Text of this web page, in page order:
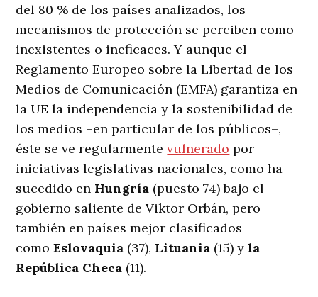
del 80 % de los países analizados, los
mecanismos de protección se perciben como
inexistentes o ineficaces. Y aunque el
Reglamento Europeo sobre la Libertad de los
Medios de Comunicación (EMFA) garantiza en
la UE la independencia y la sostenibilidad de
los medios –en particular de los públicos–,
éste se ve regularmentevulnerado por
iniciativas legislativas nacionales, como ha
sucedido en Hungría (puesto 74) bajo el
gobierno saliente de Viktor Orbán, pero
también en países mejor clasificados
comoEslovaquia (37), Lituania (15) yla
República Checa (11).